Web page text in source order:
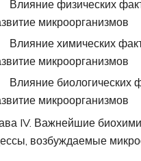
Влияние физических
микроорганизмов
Влияние химических
микроорганизмов
Влияние биологических
микроорганизмов
IV. Важнейшие
возбуждаемые